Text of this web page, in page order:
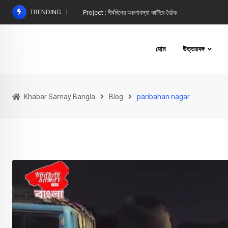
Skip
TRENDING Project : দীর্ঘদিনের অচলাবস্থা কাটিয়ে বৈঠক
হোম উত্তরবঙ্গ
Khabar Samay Bangla Blog paribahan nagar